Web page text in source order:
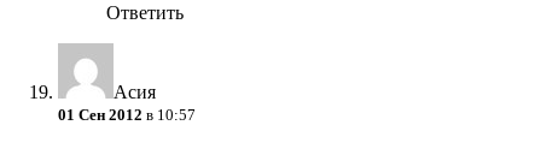
Ответить
Асия
01 Сен 2012 в 10:57